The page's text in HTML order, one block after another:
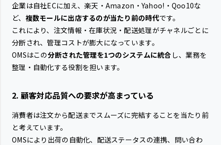
企業は自社ECに加え、楽天・Amazon・Yahoo!・Qoo10な
ど、 複数モールに出店するのが当たり前の時代です。
これにより、注文情報・在庫状況・配送処理がチャネルごとに
分断され、管理コストが膨大になっています。
OMSはこの分断された管理を1つのシステムに統合 し、業務を
整理・自動化する役割を担います。
2. 顧客対応品質への要求が高まっている
消費者は注文から配送までスムーズに完結することを当たり前
と考えています。
OMSにより出荷の自動化、配送ステータスの連携、問い合わ